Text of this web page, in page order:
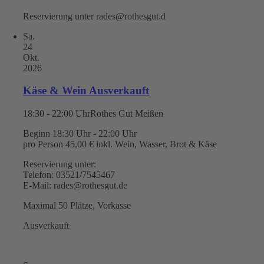
Reservierung unter rades@rothesgut.d
Sa.
24
Okt.
2026
Käse & Wein Ausverkauft
18:30 - 22:00 UhrRothes Gut Meißen
Beginn 18:30 Uhr - 22:00 Uhr
pro Person 45,00 € inkl. Wein, Wasser, Brot & Käse
Reservierung unter:
Telefon: 03521/7545467
E-Mail: rades@rothesgut.de
Maximal 50 Plätze, Vorkasse
Ausverkauft